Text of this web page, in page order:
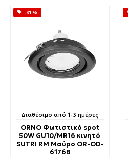
-31 %
Διαθέσιμο από 1-3 ημέρες
ORNO Φωτιστικό spot
50W GU10/MR16 κινητό
SUTRI RM Μαύρο OR-OD-
6176B